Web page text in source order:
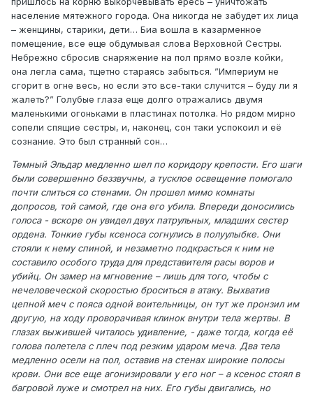
население мятежного города. Она никогда не забудет их лица
– женщины, старики, дети… Биа вошла в казарменное
помещение, все еще обдумывая слова Верховной Сестры.
Небрежно сбросив снаряжение на пол прямо возле койки,
она легла сама, тщетно стараясь забыться. ”Империум не
сгорит в огне весь, но если это все-таки случится – буду ли я
жалеть?” Голубые глаза еще долго отражались двумя
маленькими огоньками в пластинах потолка. Но рядом мирно
сопели спящие сестры, и, наконец, сон таки успокоил и её
сознание. Это был странный сон…
Темный Эльдар медленно шел по коридору крепости. Его шаги
были совершенно беззвучны, а тусклое освещение помогало
почти слиться со стенами. Он прошел мимо комнаты
допросов, той самой, где она его убила. Впереди доносились
голоса - вскоре он увидел двух патрульных, младших сестер
ордена. Тонкие губы ксеноса согнулись в полуулыбке. Они
стояли к нему спиной, и незаметно подкрасться к ним не
составило особого труда для представителя расы воров и
убийц. Он замер на мгновение – лишь для того, чтобы с
нечеловеческой скоростью броситься в атаку. Выхватив
цепной меч с пояса одной воительницы, он тут же пронзил им
другую, на ходу проворачивая клинок внутри тела жертвы. В
глазах выжившей читалось удивление, - даже тогда, когда её
голова полетела с плеч под резким ударом меча. Два тела
медленно осели на пол, оставив на стенах широкие полосы
крови. Они все еще агонизировали у его ног – а ксенос стоял в
багровой луже и смотрел на них. Его губы двигались, но